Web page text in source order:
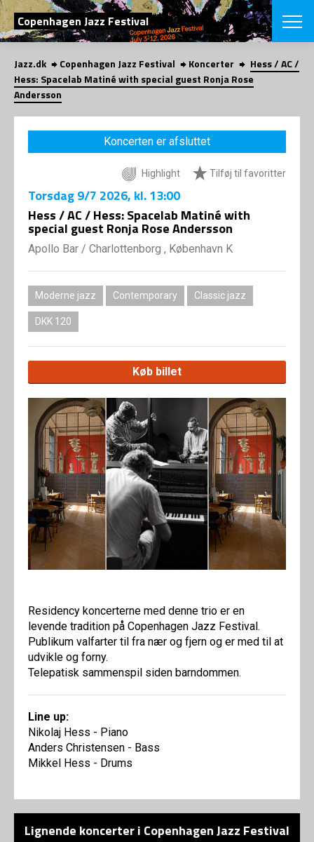
SØG
Copenhagen Jazz Festival
English
COPENHAGEN
VINTERJAZZ
PROGRAM
Venues &
Kontakt
Jazz.dk Copenhagen Jazz Festival Koncerter
Hess / AC /
Hess: Spacelab Matiné with special guest Ronja Rose
Andersson
Koncerten er afsluttet
Highlight Tilføj til favoritter
Torsdag9/7 2026, kl. 13:00
Hess / AC / Hess: Spacelab Matiné with
special guest Ronja Rose Andersson
Apollo Bar / Charlottenborg , København K
Moderne jazz Contemporary Classic jazz
DKK 120
Køb billet
Residency koncerterne med denne trio er en
levende tradition på Copenhagen Jazz Festival.
Publikum valfarter til fra nær og fjern og er med til at
udvikle og forny.
Telepatisk sammenspil siden barndommen.
Line up:
Nikolaj Hess - Piano
Anders Christensen - Bass
Mikkel Hess - Drums
Lignende koncerter i Copenhagen Jazz Festival